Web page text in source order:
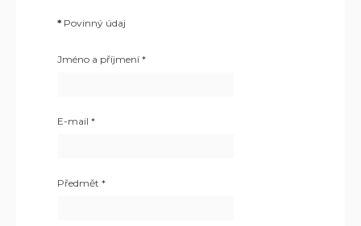
* Povinný údaj
Jméno a příjmení *
E-mail *
Předmět *